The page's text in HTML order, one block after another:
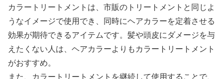
カラートリートメントは、市販のトリートメントと同じよ
うなイメージで使用でき、同時にヘアカラーを定着させる
効果が期待できるアイテムです。髪や頭皮にダメージを与
えたくない人は、ヘアカラーよりもカラートリートメント
がおすすめ。
また、カラートリートメントを継続して使用することで、